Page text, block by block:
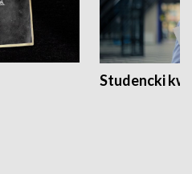
Studencki